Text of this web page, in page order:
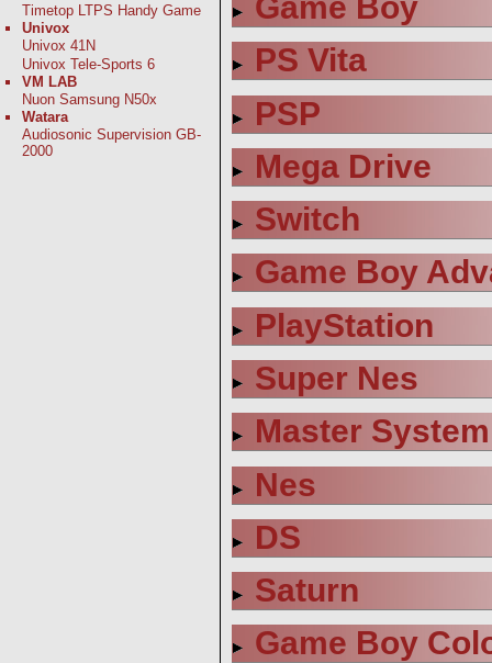
Timetop LTPS Handy Game
Univox
Univox 41N
Univox Tele-Sports 6
VM LAB
Nuon Samsung N50x
Watara
Audiosonic Supervision GB-
2000
Game Boy
PS Vita
PSP
Mega Drive
Switch
Game Boy
PlayStation
Super Nes
Master System
Nes
DS
Saturn
Game Boy